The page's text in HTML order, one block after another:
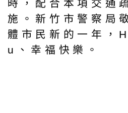
時，配合本項交通
施。新竹市警察局
體市民新的一年
u、幸福快樂。